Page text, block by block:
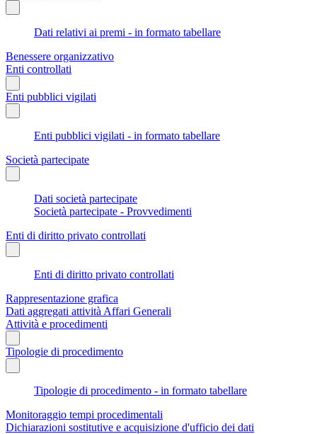
Dati relativi ai premi - in formato tabellare
Benessere organizzativo
Enti controllati
Enti pubblici vigilati
Enti pubblici vigilati - in formato tabellare
Società partecipate
Dati società partecipate
Società partecipate - Provvedimenti
Enti di diritto privato controllati
Enti di diritto privato controllati
Rappresentazione grafica
Dati aggregati attività Affari Generali
Attività e procedimenti
Tipologie di procedimento
Tipologie di procedimento - in formato tabellare
Monitoraggio tempi procedimentali
Dichiarazioni sostitutive e acquisizione d'ufficio dei dati